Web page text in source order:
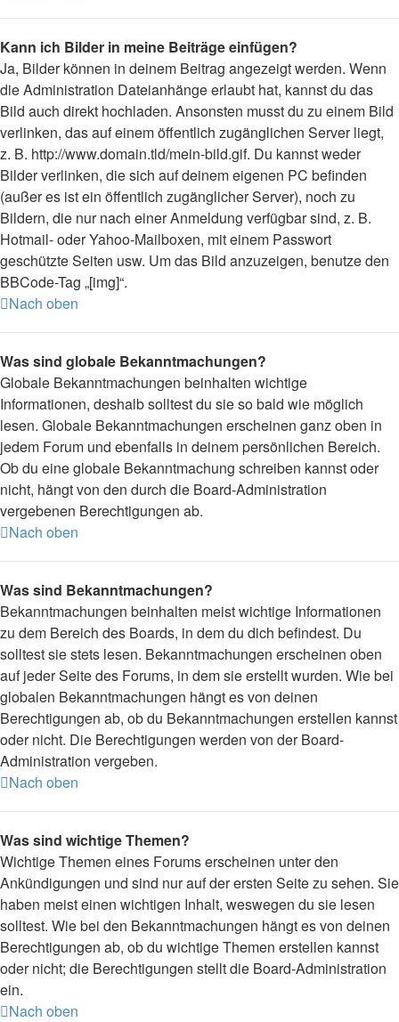
Kann ich Bilder in meine Beiträge einfügen?
Ja, Bilder können in deinem Beitrag angezeigt werden. Wenn
die Administration Dateianhänge erlaubt hat, kannst du das
Bild auch direkt hochladen. Ansonsten musst du zu einem Bild
verlinken, das auf einem öffentlich zugänglichen Server liegt,
z. B. http://www.domain.tld/mein-bild.gif. Du kannst weder
Bilder verlinken, die sich auf deinem eigenen PC befinden
(außer es ist ein öffentlich zugänglicher Server), noch zu
Bildern, die nur nach einer Anmeldung verfügbar sind, z. B.
Hotmail- oder Yahoo-Mailboxen, mit einem Passwort
geschützte Seiten usw. Um das Bild anzuzeigen, benutze den
BBCode-Tag „[img]“.
Nach oben
Was sind globale Bekanntmachungen?
Globale Bekanntmachungen beinhalten wichtige
Informationen, deshalb solltest du sie so bald wie möglich
lesen. Globale Bekanntmachungen erscheinen ganz oben in
jedem Forum und ebenfalls in deinem persönlichen Bereich.
Ob du eine globale Bekanntmachung schreiben kannst oder
nicht, hängt von den durch die Board-Administration
vergebenen Berechtigungen ab.
Nach oben
Was sind Bekanntmachungen?
Bekanntmachungen beinhalten meist wichtige Informationen
zu dem Bereich des Boards, in dem du dich befindest. Du
solltest sie stets lesen. Bekanntmachungen erscheinen oben
auf jeder Seite des Forums, in dem sie erstellt wurden. Wie bei
globalen Bekanntmachungen hängt es von deinen
Berechtigungen ab, ob du Bekanntmachungen erstellen kannst
oder nicht. Die Berechtigungen werden von der Board-
Administration vergeben.
Nach oben
Was sind wichtige Themen?
Wichtige Themen eines Forums erscheinen unter den
Ankündigungen und sind nur auf der ersten Seite zu sehen. Sie
haben meist einen wichtigen Inhalt, weswegen du sie lesen
solltest. Wie bei den Bekanntmachungen hängt es von deinen
Berechtigungen ab, ob du wichtige Themen erstellen kannst
oder nicht; die Berechtigungen stellt die Board-Administration
ein.
Nach oben